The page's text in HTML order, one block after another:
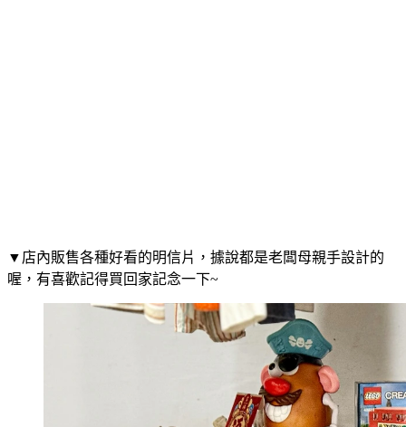
▼店內販售各種好看的明信片，據說都是老闆母親手設計的
喔，有喜歡記得買回家記念一下~